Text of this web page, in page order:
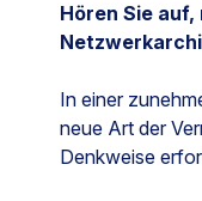
Hören Sie auf,
In einer
neue Art der
Denkweise